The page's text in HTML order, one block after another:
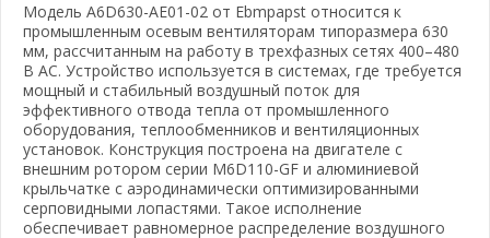
Модель A6D630-AE01-02 от Ebmpapst относится к
промышленным осевым вентиляторам типоразмера 630
мм, рассчитанным на работу в трехфазных сетях 400–480
В AC. Устройство используется в системах, где требуется
мощный и стабильный воздушный поток для
эффективного отвода тепла от промышленного
оборудования, теплообменников и вентиляционных
установок. Конструкция построена на двигателе с
внешним ротором серии M6D110-GF и алюминиевой
крыльчатке с аэродинамически оптимизированными
серповидными лопастями. Такое исполнение
обеспечивает равномерное распределение воздушного